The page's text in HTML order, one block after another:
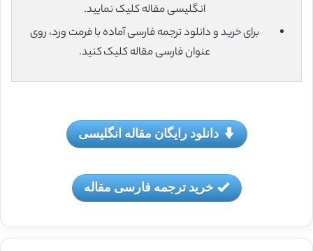
انگلیسی مقاله کلیک نمایید.
برای خرید و دانلود ترجمه فارسی آماده با فرمت ورد، روی
عنوان فارسی مقاله کلیک کنید.
دانلود رایگان مقاله انگلیسی
خرید ترجمه فارسی مقاله